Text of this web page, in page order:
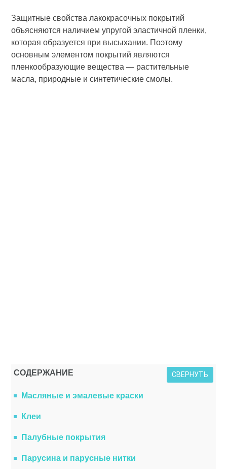
Защитные свойства лакокрасоч­ных покрытий
объясняются наличием упругой эластичной пленки,
которая образуется при высыхании. Поэто­му
основным элементом покрытий являются
пленкообразующие ве­щества — растительные
масла, природные и синтетические смолы.
СОДЕРЖАНИЕ СВЕРНУТЬ
Масляные и эма­левые краски
Клеи
Палубные покрытия
Парусина и парусные нитки